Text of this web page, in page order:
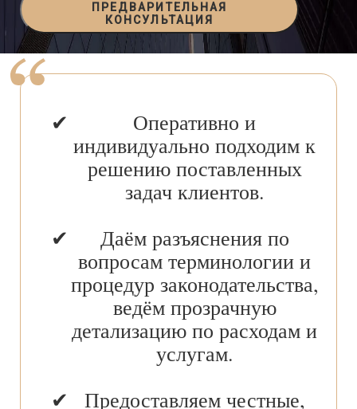
ПРЕДВАРИТЕЛЬНАЯ
КОНСУЛЬТАЦИЯ
Оперативно и
индивидуально подходим к
решению поставленных
задач клиентов.
Даём разъяснения по
вопросам терминологии и
процедур законодательства,
ведём прозрачную
детализацию по расходам и
услугам.
Предоставляем честные,